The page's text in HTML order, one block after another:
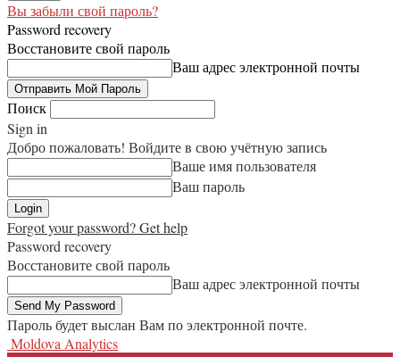
Вы забыли свой пароль?
Password recovery
Восстановите свой пароль
Ваш адрес электронной почты
Поиск
Sign in
Добро пожаловать! Войдите в свою учётную запись
Ваше имя пользователя
Ваш пароль
Forgot your password? Get help
Password recovery
Восстановите свой пароль
Ваш адрес электронной почты
Пароль будет выслан Вам по электронной почте.
Moldova Analytics